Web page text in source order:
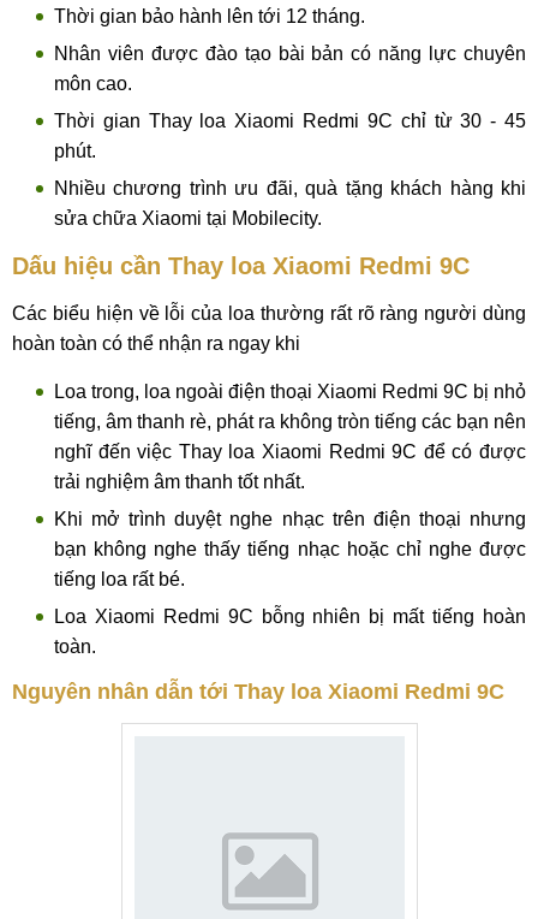
Thời gian bảo hành lên tới 12 tháng.
Nhân viên được đào tạo bài bản có năng lực chuyên
môn cao.
Thời gian Thay loa Xiaomi Redmi 9C chỉ từ 30 - 45
phút.
Nhiều chương trình ưu đãi, quà tặng khách hàng khi
sửa chữa Xiaomi tại Mobilecity.
Dấu hiệu cần Thay loa Xiaomi Redmi 9C
Các biểu hiện về lỗi của loa thường rất rõ ràng người dùng
hoàn toàn có thể nhận ra ngay khi
Loa trong, loa ngoài điện thoại Xiaomi Redmi 9C bị nhỏ
tiếng, âm thanh rè, phát ra không tròn tiếng các bạn nên
nghĩ đến việc Thay loa Xiaomi Redmi 9C để có được
trải nghiệm âm thanh tốt nhất.
Khi mở trình duyệt nghe nhạc trên điện thoại nhưng
bạn không nghe thấy tiếng nhạc hoặc chỉ nghe được
tiếng loa rất bé.
Loa Xiaomi Redmi 9C bỗng nhiên bị mất tiếng hoàn
toàn.
Nguyên nhân dẫn tới Thay loa Xiaomi Redmi 9C